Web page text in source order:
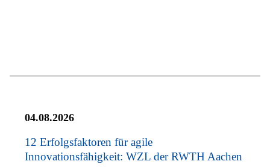
04.08.2026
12 Erfolgsfaktoren für agile
Innovationsfähigkeit: WZL der RWTH Aachen